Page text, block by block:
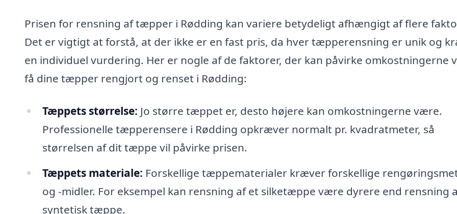
Prisen for rensning af tæpper i Rødding kan variere betydeligt afhængigt af flere
Det er vigtigt at forstå, at der ikke er en fast pris, da hver tæpperensning er unik og
en individuel vurdering. Her er nogle af de faktorer, der kan påvirke omkostningerne
få dine tæpper rengjort og renset i Rødding:
Tæppets størrelse: Jo større tæppet er, desto højere kan omkostningerne være.
Professionelle tæpperensere i Rødding opkræver normalt pr. kvadratmeter, så
størrelsen af dit tæppe vil påvirke prisen.
Tæppets materiale: Forskellige tæppematerialer kræver forskellige
og -midler. For eksempel kan rensning af et silketæppe være dyrere end rensning
syntetisk tæppe.